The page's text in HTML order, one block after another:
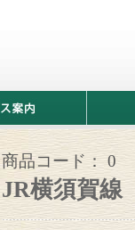
情
商品コード： 0
JR横須賀